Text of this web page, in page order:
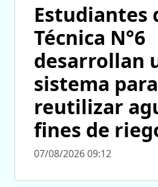
Estudiantes
Técnica N°6
desarrollan
sistema para
reutilizar
fines de
07/08/2026 09:12